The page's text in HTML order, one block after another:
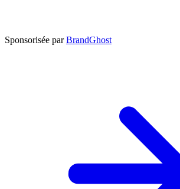
Sponsorisée par BrandGhost